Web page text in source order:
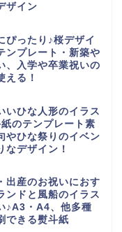
ザイン
ぴったり♪桜デザイ
ンプレート・新築や
、入学や卒業祝いの
える！
いひな人形のイラス
紙のテンプレート素
やひな祭りのイベン
なデザイン！
出産のお祝いにおす
ンドと風船のイラス
♪A3・A4、他多種
できる熨斗紙